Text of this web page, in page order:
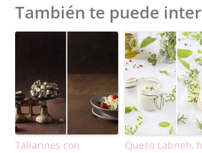
También te puede
Tallarines con
Queso Labneh,